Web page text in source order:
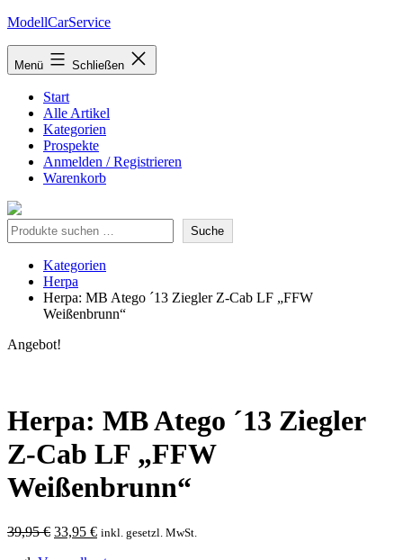
Zum
springen
ModellCarService
Menü Schließen
Start
Alle Artikel
Kategorien
Prospekte
Anmelden / Registrieren
Warenkorb
Suche Suche
Kategorien
Herpa
Herpa: MB Atego ´13 Ziegler Z-Cab LF „FFW
Weißenbrunn“
Angebot!
Herpa: MB Atego ´13 Ziegler
Z-Cab LF „FFW
Weißenbrunn“
39,95€ Ursprünglicher
33,95 €Aktueller
inkl. gesetzl. MwSt.